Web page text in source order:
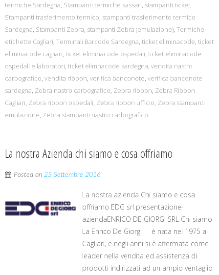
termiche Sardegna, Stampanti termiche sassari, stampanti ticket,
Stampanti trasferimento termico, stampanti trasferimento termico
Sardegna, Stampanti Zebra, stampanti Zebra (emulazione), Termiche
etichette Cagliari, Terminali Barcode Sardegna, ticket eliminacode, ticket
eliminacode cagliari, ticket eliminacode ospedali, ticket eliminacode
ospedali e laboratori, ticket elimnacode sardegna, vendita nastro
carbografico, vendita ribbon, verifica banconote, verifica banconote
sardegna, Zebra nastro carbografico, Zebra ribbon, Zebra Ribbon
Cagliari, Zebra ribbon ospedali, Zebra ribbon ufficio, Zebra stampanti
emulazione, Zebra stampanti nastro carbografico
La nostra Azienda chi siamo e cosa offriamo
Posted on 25 Settembre 2016
La nostra azienda Chi siamo e cosa
offriamo EDG srl presentazione-
aziendaENRICO DE GIORGI SRL Chi siamo
La Enrico De Giorgi è nata nel 1975 a
Cagliari, e negli anni si è affermata come
leader nella vendita ed assistenza di
prodotti indirizzati ad un ampio ventaglio